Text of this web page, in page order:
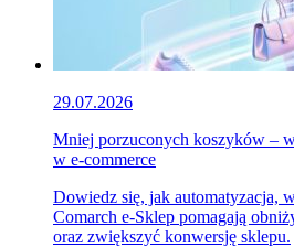
29.07.2026
Mniej porzuconych koszyków –
w e-commerce
Dowiedz się, jak automatyzacja,
Comarch e-Sklep pomagają
oraz zwiększyć konwersję sklepu.